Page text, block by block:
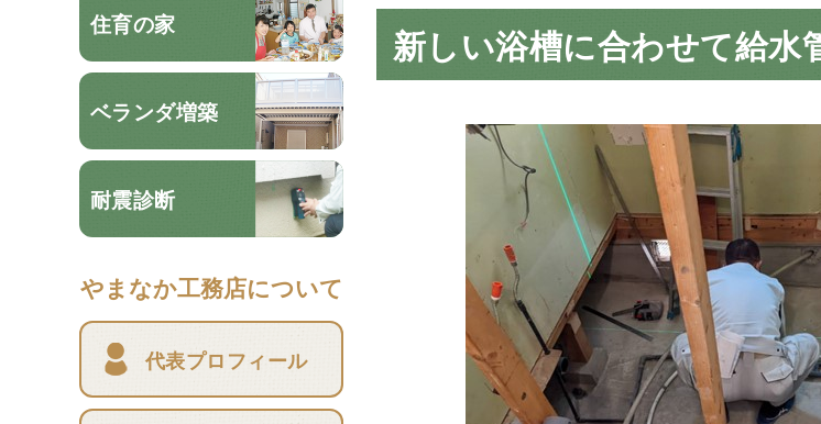
住育の家
ベランダ増築
耐震診断
やまなか工務店について
代表プロフィール
新しい浴槽に合わせて給水